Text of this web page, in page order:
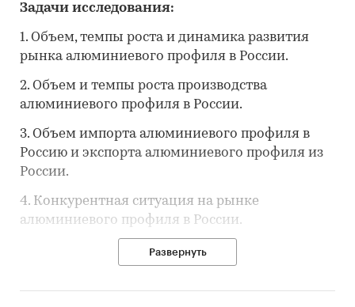
Задачи исследования:
1. Объем, темпы роста и динамика развития
рынка алюминиевого профиля в России.
2. Объем и темпы роста производства
алюминиевого профиля в России.
3. Объем импорта алюминиевого профиля в
Россию и экспорта алюминиевого профиля из
России.
4. Конкурентная ситуация на рынке
алюминиевого профиля в России.
5. Основные события, тенденции и
перспективы развития рынка алюминиевого
профиля в России в ближайшие несколько лет.
Развернуть